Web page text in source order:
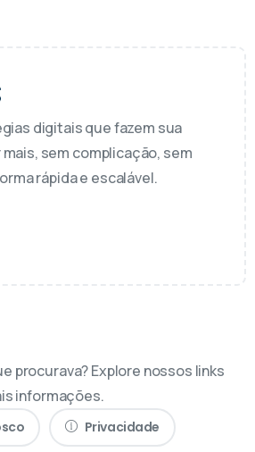
digitais que fazem sua
sem complicação, sem
rápida e escalável.
procurava? Explore nossos links
informações.
Privacidade